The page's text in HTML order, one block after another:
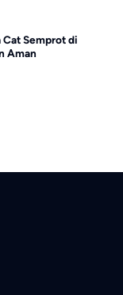
Cat Semprot di
Aman